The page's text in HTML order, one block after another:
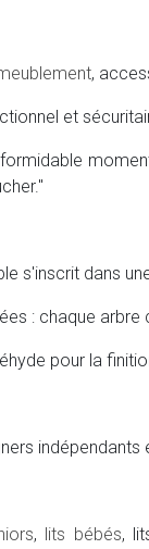
,
et
s'inscrit dans
: chaque arbre
pour la
, lits bébés,